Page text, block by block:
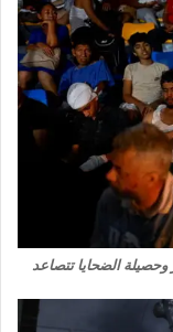
وحصيلة الضحايا تتصاعد